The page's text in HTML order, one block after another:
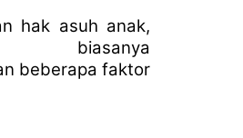
hak asuh anak,
biasanya
beberapa faktor